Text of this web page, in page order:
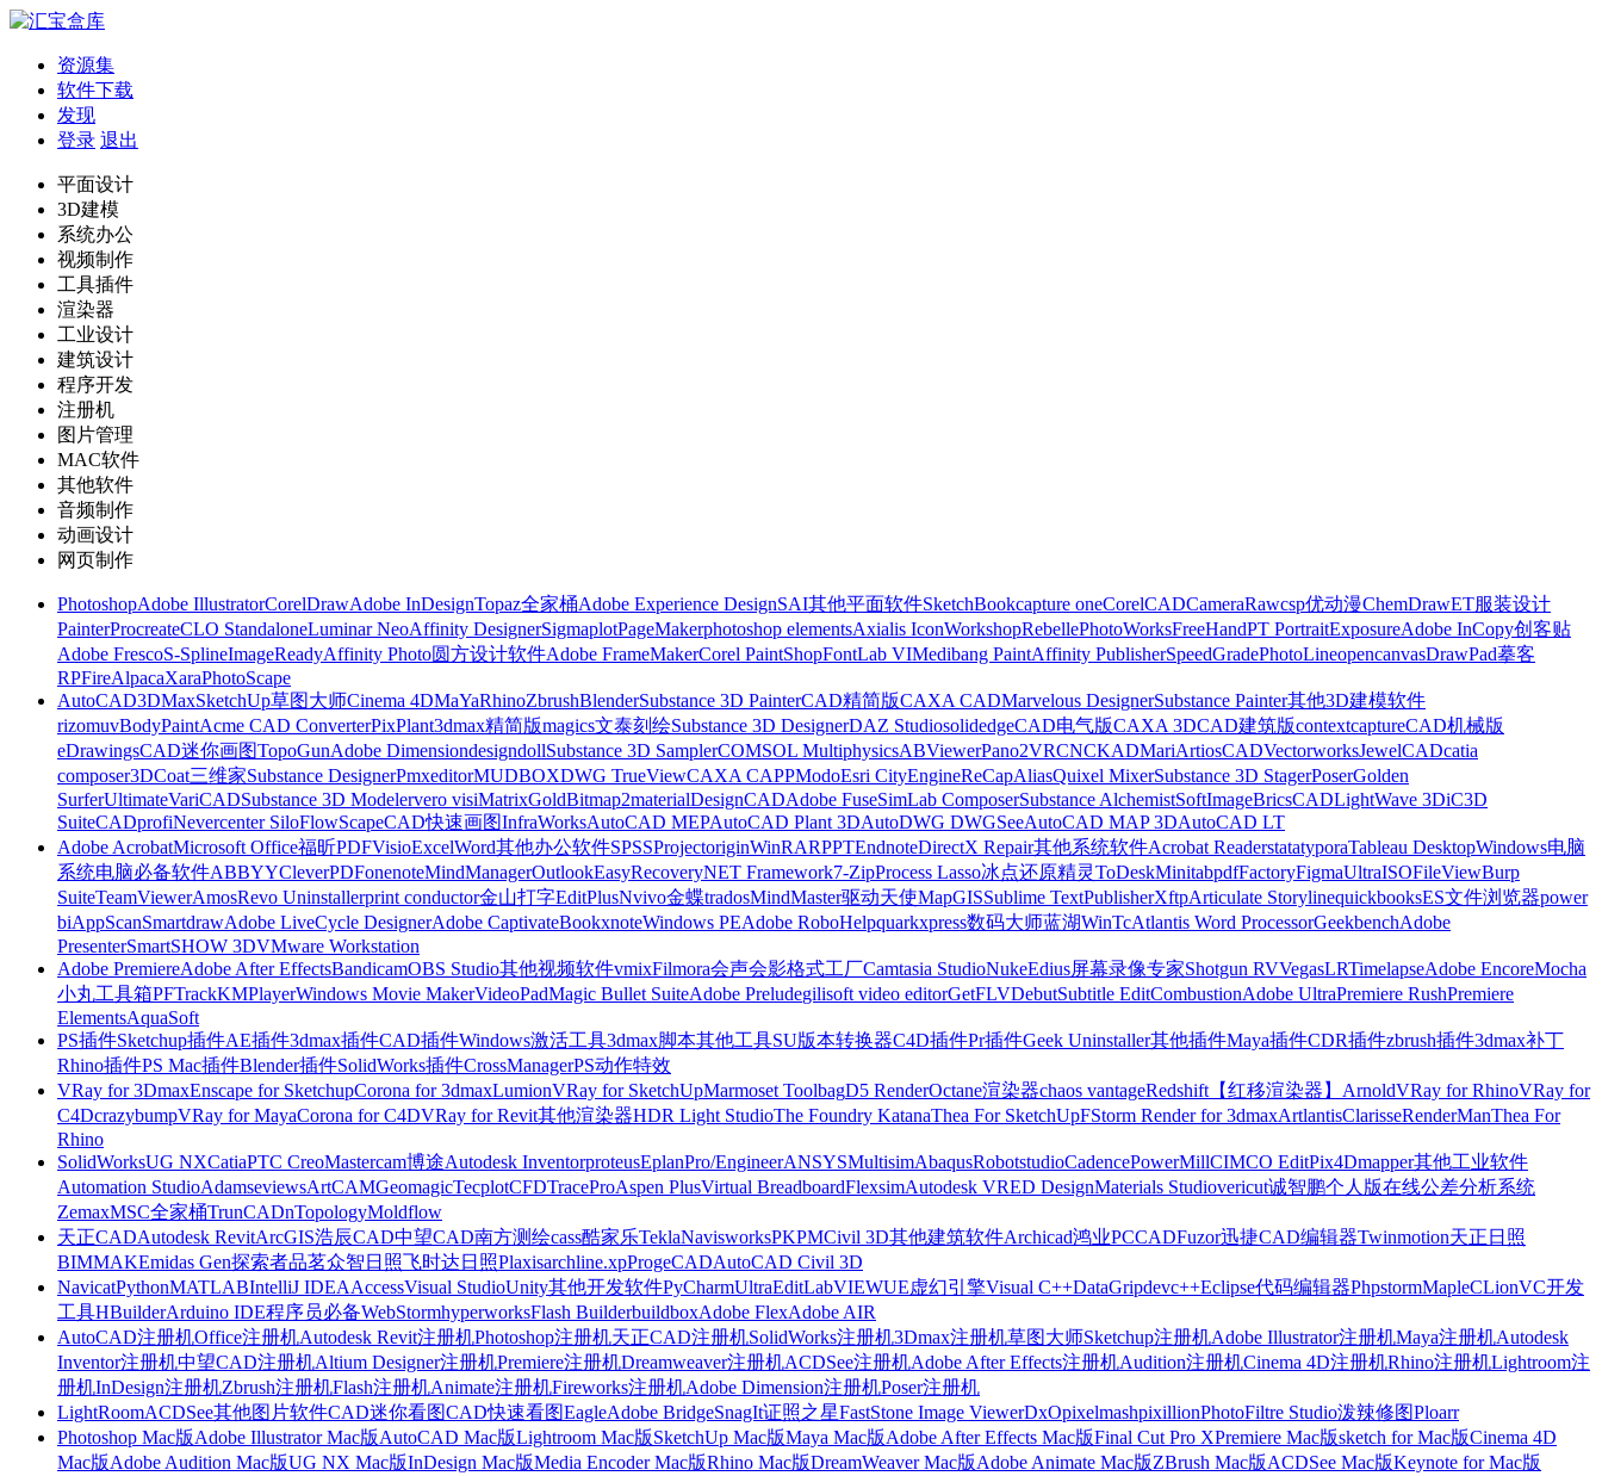
资源集
软件下载
发现
登录 退出
平面设计
3D建模
系统办公
视频制作
工具插件
渲染器
工业设计
建筑设计
程序开发
注册机
图片管理
MAC软件
其他软件
音频制作
动画设计
网页制作
PhotoshopAdobe IllustratorCorelDrawAdobe InDesignTopaz全家桶Adobe Experience DesignSAI其他平面软件SketchBookcapture oneCorelCADCameraRawcsp优动漫ChemDrawET服装设计
PainterProcreateCLO StandaloneLuminar NeoAffinity DesignerSigmaplotPageMakerphotoshop elementsAxialis IconWorkshopRebellePhotoWorksFreeHandPT PortraitExposureAdobe InCopy创客贴
Adobe FrescoS-SplineImageReadyAffinity Photo圆方设计软件Adobe FrameMakerCorel PaintShopFontLab VIMedibang PaintAffinity PublisherSpeedGradePhotoLineopencanvasDrawPad摹客
RPFireAlpacaXaraPhotoScape
AutoCAD3DMaxSketchUp草图大师Cinema 4DMaYaRhinoZbrushBlenderSubstance 3D PainterCAD精简版CAXA CADMarvelous DesignerSubstance Painter其他3D建模软件
rizomuvBodyPaintAcme CAD ConverterPixPlant3dmax精简版magics文泰刻绘Substance 3D DesignerDAZ StudiosolidedgeCAD电气版CAXA 3DCAD建筑版contextcaptureCAD机械版
eDrawingsCAD迷你画图TopoGunAdobe DimensiondesigndollSubstance 3D SamplerCOMSOL MultiphysicsABViewerPano2VRCNCKADMariArtiosCADVectorworksJewelCADcatia
composer3DCoat三维家Substance DesignerPmxeditorMUDBOXDWG TrueViewCAXA CAPPModoEsri CityEngineReCapAliasQuixel MixerSubstance 3D StagerPoserGolden
SurferUltimateVariCADSubstance 3D Modelervero visiMatrixGoldBitmap2materialDesignCADAdobe FuseSimLab ComposerSubstance AlchemistSoftImageBricsCADLightWave 3DiC3D
SuiteCADprofiNevercenter SiloFlowScapeCAD快速画图InfraWorksAutoCAD MEPAutoCAD Plant 3DAutoDWG DWGSeeAutoCAD MAP 3DAutoCAD LT
Adobe AcrobatMicrosoft Office福昕PDFVisioExcelWord其他办公软件SPSSProjectoriginWinRARPPTEndnoteDirectX Repair其他系统软件Acrobat ReaderstatatyporaTableau DesktopWindows电脑
系统电脑必备软件ABBYYCleverPDFonenoteMindManagerOutlookEasyRecoveryNET Framework7-ZipProcess Lasso冰点还原精灵ToDeskMinitabpdfFactoryFigmaUltraISOFileViewBurp
SuiteTeamViewerAmosRevo Uninstallerprint conductor金山打字EditPlusNvivo金蝶tradosMindMaster驱动天使MapGISSublime TextPublisherXftpArticulate StorylinequickbooksES文件浏览器power
biAppScanSmartdrawAdobe LiveCycle DesignerAdobe CaptivateBookxnoteWindows PEAdobe RoboHelpquarkxpress数码大师蓝湖WinTcAtlantis Word ProcessorGeekbenchAdobe
PresenterSmartSHOW 3DVMware Workstation
Adobe PremiereAdobe After EffectsBandicamOBS Studio其他视频软件vmixFilmora会声会影格式工厂Camtasia StudioNukeEdius屏幕录像专家Shotgun RVVegasLRTimelapseAdobe EncoreMocha
小丸工具箱PFTrackKMPlayerWindows Movie MakerVideoPadMagic Bullet SuiteAdobe Preludegilisoft video editorGetFLVDebutSubtitle EditCombustionAdobe UltraPremiere RushPremiere
ElementsAquaSoft
PS插件Sketchup插件AE插件3dmax插件CAD插件Windows激活工具3dmax脚本其他工具SU版本转换器C4D插件Pr插件Geek Uninstaller其他插件Maya插件CDR插件zbrush插件3dmax补丁
Rhino插件PS Mac插件Blender插件SolidWorks插件CrossManagerPS动作特效
VRay for 3DmaxEnscape for SketchupCorona for 3dmaxLumionVRay for SketchUpMarmoset ToolbagD5 RenderOctane渲染器chaos vantageRedshift【红移渲染器】 ArnoldVRay for RhinoVRay for
C4DcrazybumpVRay for MayaCorona for C4DVRay for Revit其他渲染器HDR Light StudioThe Foundry KatanaThea For SketchUpFStorm Render for 3dmaxArtlantisClarisseRenderManThea For
Rhino
SolidWorksUG NXCatiaPTC CreoMastercam博途Autodesk InventorproteusEplanPro/EngineerANSYSMultisimAbaqusRobotstudioCadencePowerMillCIMCO EditPix4Dmapper其他工业软件
Automation StudioAdamseviewsArtCAMGeomagicTecplotCFDTraceProAspen PlusVirtual BreadboardFlexsimAutodesk VRED DesignMaterials Studiovericut诚智鹏个人版在线公差分析系统
ZemaxMSC全家桶TrunCADnTopologyMoldflow
天正CADAutodesk RevitArcGIS浩辰CAD中望CAD南方测绘cass酷家乐TeklaNavisworksPKPMCivil 3D其他建筑软件Archicad鸿业PCCADFuzor迅捷CAD编辑器Twinmotion天正日照
BIMMAKEmidas Gen探索者品茗众智日照飞时达日照Plaxisarchline.xpProgeCADAutoCAD Civil 3D
NavicatPythonMATLABIntelliJ IDEAAccessVisual StudioUnity其他开发软件PyCharmUltraEditLabVIEWUE虚幻引擎Visual C++DataGripdevc++Eclipse代码编辑器PhpstormMapleCLionVC开发
工具HBuilderArduino IDE程序员必备WebStormhyperworksFlash BuilderbuildboxAdobe FlexAdobe AIR
AutoCAD注册机Office注册机Autodesk Revit注册机Photoshop注册机天正CAD注册机SolidWorks注册机3Dmax注册机草图大师Sketchup注册机Adobe Illustrator注册机Maya注册机Autodesk
Inventor注册机中望CAD注册机Altium Designer注册机Premiere注册机Dreamweaver注册机ACDSee注册机Adobe After Effects注册机Audition注册机Cinema 4D注册机Rhino注册机Lightroom注
册机InDesign注册机Zbrush注册机Flash注册机Animate注册机Fireworks注册机Adobe Dimension注册机Poser注册机
LightRoomACDSee其他图片软件CAD迷你看图CAD快速看图EagleAdobe BridgeSnagIt证照之星FastStone Image ViewerDxOpixelmashpixillionPhotoFiltre Studio泼辣修图Ploarr
Photoshop Mac版Adobe Illustrator Mac版AutoCAD Mac版Lightroom Mac版SketchUp Mac版Maya Mac版Adobe After Effects Mac版Final Cut Pro XPremiere Mac版sketch for Mac版Cinema 4D
Mac版Adobe Audition Mac版UG NX Mac版InDesign Mac版Media Encoder Mac版Rhino Mac版DreamWeaver Mac版Adobe Animate Mac版ZBrush Mac版ACDSee Mac版Keynote for Mac版